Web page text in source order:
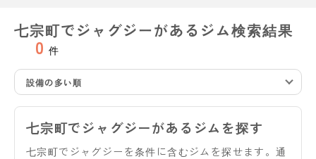
七宗町でジャグジーがあるジム検索結果
0 件
設備の多い順
七宗町でジャグジーがあるジムを探す
七宗町でジャグジーを条件に含むジムを探せます。通